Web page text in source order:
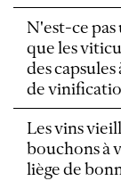
N'est-ce
que les
des
de
Les vins
bouchons à
liège de